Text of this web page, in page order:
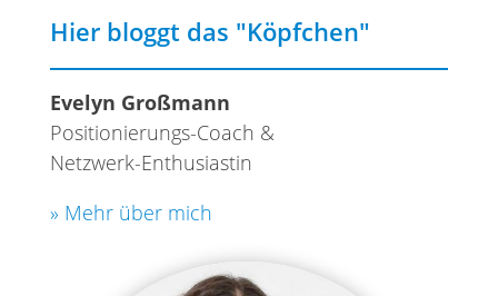
Hier bloggt das "Köpfchen"
Evelyn Großmann
Positionierungs-Coach &
Netzwerk-Enthusiastin
» Mehr über mich